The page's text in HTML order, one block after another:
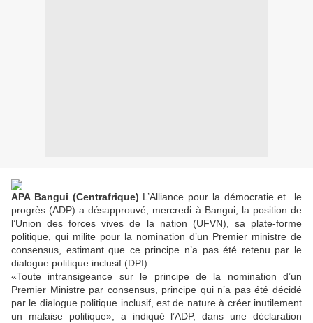
APA Bangui (Centrafrique) L’Alliance pour la démocratie et le
progrès (ADP) a désapprouvé, mercredi à Bangui, la position de
l’Union des forces vives de la nation (UFVN), sa plate-forme
politique, qui milite pour la nomination d’un Premier ministre de
consensus, estimant que ce principe n’a pas été retenu par le
dialogue politique inclusif (DPI).
«Toute intransigeance sur le principe de la nomination d’un
Premier Ministre par consensus, principe qui n’a pas été décidé
par le dialogue politique inclusif, est de nature à créer inutilement
un malaise politique», a indiqué l’ADP, dans une déclaration